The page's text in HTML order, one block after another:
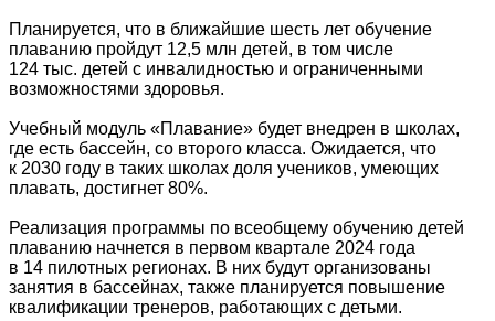
Планируется, что в ближайшие шесть лет обучение
плаванию пройдут 12,5 млн детей, в том числе
124 тыс. детей с инвалидностью и ограниченными
возможностями здоровья.
Учебный модуль «Плавание» будет внедрен в школах,
где есть бассейн, со второго класса. Ожидается, что
к 2030 году в таких школах доля учеников, умеющих
плавать, достигнет 80%.
Реализация программы по всеобщему обучению детей
плаванию начнется в первом квартале 2024 года
в 14 пилотных регионах. В них будут организованы
занятия в бассейнах, также планируется повышение
квалификации тренеров, работающих с детьми.